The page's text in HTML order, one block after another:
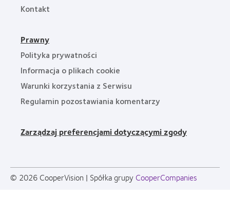
Kontakt
Prawny
Polityka prywatności
Informacja o plikach cookie
Warunki korzystania z Serwisu
Regulamin pozostawiania komentarzy
Zarządzaj preferencjami dotyczącymi zgody
© 2026 CooperVision | Spółka grupy CooperCompanies